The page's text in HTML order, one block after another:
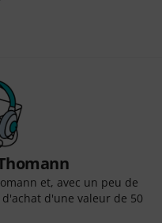
et, avec un peu de
d'une valeur de 50